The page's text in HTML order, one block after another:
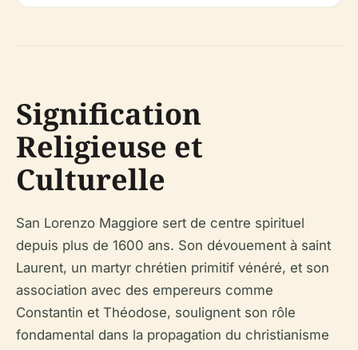
Signification
Religieuse et
Culturelle
San Lorenzo Maggiore sert de centre spirituel
depuis plus de 1600 ans. Son dévouement à saint
Laurent, un martyr chrétien primitif vénéré, et son
association avec des empereurs comme
Constantin et Théodose, soulignent son rôle
fondamental dans la propagation du christianisme